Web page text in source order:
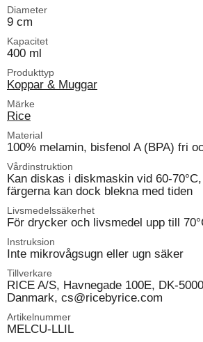
Diameter
9 cm
Kapacitet
400 ml
Produkttyp
Koppar & Muggar
Märke
Rice
Material
100% melamin, bisfenol A (BPA) fri
Vårdinstruktion
Kan diskas i diskmaskin vid 60-
färgerna kan dock blekna med tiden
Livsmedelssäkerhet
För drycker och livsmedel upp till
Instruksion
Inte mikrovågsugn eller ugn säker
Tillverkare
RICE A/S, Havnegade 100E, DK-
Danmark, cs@ricebyrice.com
Artikelnummer
MELCU-LLIL